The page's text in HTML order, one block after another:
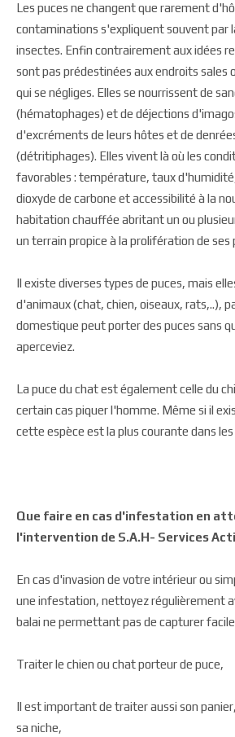
Les puces ne changent que rarement
contaminations s'expliquent souvent par
insectes. Enfin contrairement aux idées
sont pas prédestinées aux endroits sales
qui se négliges. Elles se nourrissent de
(hématophages) et de déjections
d'excréments de leurs hôtes et de
(détritiphages). Elles vivent là où les
favorables : température, taux
dioxyde de carbone et accessibilité à la
habitation chauffée abritant un ou
un terrain propice à la prolifération de ses
Il existe diverses types de puces, mais
d'animaux (chat, chien, oiseaux, rats,..),
domestique peut porter des puces sans
aperceviez.
La puce du chat est également celle du
certain cas piquer l'homme. Même si il
cette espèce est la plus courante dans
Que faire en cas d'infestation en
l'intervention de S.A.H- Services
En cas d'invasion de votre intérieur ou
une infestation, nettoyez régulièrement
balai ne permettant pas de capturer
Traiter le chien ou chat porteur de puce,
Il est important de traiter aussi son
sa niche,